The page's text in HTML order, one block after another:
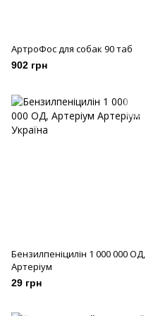
АртроФос для собак 90 таб
902 грн
Бензилпеніцилін 1 000 000 ОД,
Артеріум
29 грн